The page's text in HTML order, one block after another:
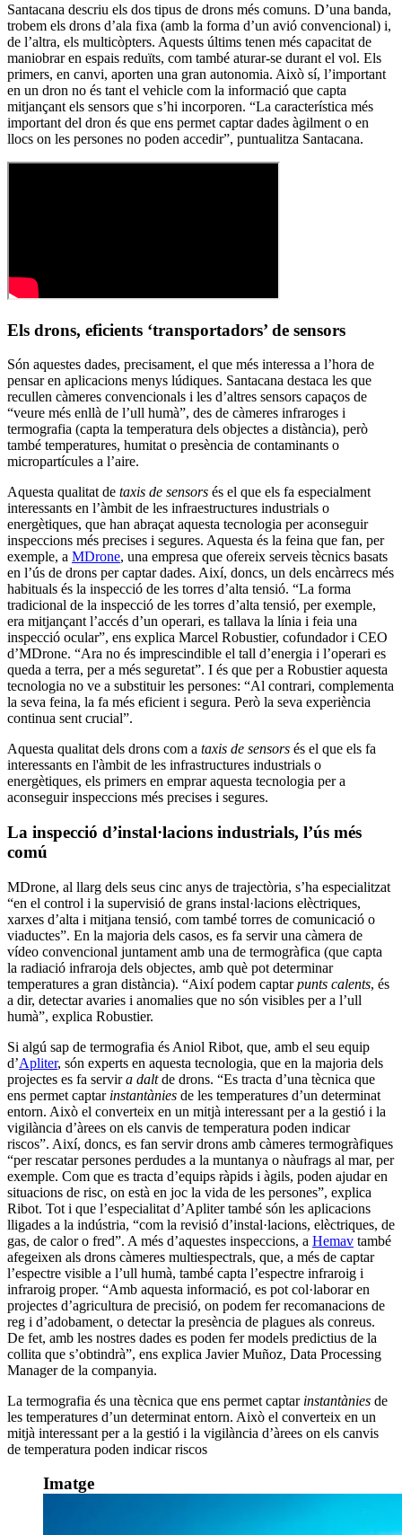
Santacana descriu els dos tipus de drons més comuns. D’una banda,
trobem els drons d’ala fixa (amb la forma d’un avió convencional) i,
de l’altra, els multicòpters. Aquests últims tenen més capacitat de
maniobrar en espais reduïts, com també aturar-se durant el vol. Els
primers, en canvi, aporten una gran autonomia. Això sí, l’important
en un dron no és tant el vehicle com la informació que capta
mitjançant els sensors que s’hi incorporen. “La característica més
important del dron és que ens permet captar dades àgilment o en
llocs on les persones no poden accedir”, puntualitza Santacana.
Els drons, eficients ‘transportadors’ de sensors
Són aquestes dades, precisament, el que més interessa a l’hora de
pensar en aplicacions menys lúdiques. Santacana destaca les que
recullen càmeres convencionals i les d’altres sensors capaços de
“veure més enllà de l’ull humà”, des de càmeres infraroges i
termografia (capta la temperatura dels objectes a distància), però
també temperatures, humitat o presència de contaminants o
micropartícules a l’aire.
Aquesta qualitat de taxis de sensors és el que els fa especialment
interessants en l’àmbit de les infraestructures industrials o
energètiques, que han abraçat aquesta tecnologia per aconseguir
inspeccions més precises i segures. Aquesta és la feina que fan, per
exemple, a MDrone, una empresa que ofereix serveis tècnics basats
en l’ús de drons per captar dades. Així, doncs, un dels encàrrecs més
habituals és la inspecció de les torres d’alta tensió. “La forma
tradicional de la inspecció de les torres d’alta tensió, per exemple,
era mitjançant l’accés d’un operari, es tallava la línia i feia una
inspecció ocular”, ens explica Marcel Robustier, cofundador i CEO
d’MDrone. “Ara no és imprescindible el tall d’energia i l’operari es
queda a terra, per a més seguretat”. I és que per a Robustier aquesta
tecnologia no ve a substituir les persones: “Al contrari, complementa
la seva feina, la fa més eficient i segura. Però la seva experiència
continua sent crucial”.
Aquesta qualitat dels drons com a taxis de sensors és el que els fa
interessants en l'àmbit de les infrastructures industrials o
energètiques, els primers en emprar aquesta tecnologia per a
aconseguir inspeccions més precises i segures.
La inspecció d’instal·lacions industrials, l’ús més
comú
MDrone, al llarg dels seus cinc anys de trajectòria, s’ha especialitzat
“en el control i la supervisió de grans instal·lacions elèctriques,
xarxes d’alta i mitjana tensió, com també torres de comunicació o
viaductes”. En la majoria dels casos, es fa servir una càmera de
vídeo convencional juntament amb una de termogràfica (que capta
la radiació infraroja dels objectes, amb què pot determinar
temperatures a gran distància). “Així podem captarpunts calents, és
a dir, detectar avaries i anomalies que no són visibles per a l’ull
humà”, explica Robustier.
Si algú sap de termografia és Aniol Ribot, que, amb el seu equip
d’Apliter, són experts en aquesta tecnologia, que en la majoria dels
projectes es fa servira daltde drons. “Es tracta d’una tècnica que
ens permet captar instantànies de les temperatures d’un determinat
entorn. Això el converteix en un mitjà interessant per a la gestió i la
vigilància d’àrees on els canvis de temperatura poden indicar
riscos”. Així, doncs, es fan servir drons amb càmeres termogràfiques
“per rescatar persones perdudes a la muntanya o nàufrags al mar, per
exemple. Com que es tracta d’equips ràpids i àgils, poden ajudar en
situacions de risc, on està en joc la vida de les persones”, explica
Ribot. Tot i que l’especialitat d’Apliter també són les aplicacions
lligades a la indústria, “com la revisió d’instal·lacions, elèctriques, de
gas, de calor o fred”. A més d’aquestes inspeccions, a Hemav també
afegeixen als drons càmeres multiespectrals, que, a més de captar
l’espectre visible a l’ull humà, també capta l’espectre infraroig i
infraroig proper. “Amb aquesta informació, es pot col·laborar en
projectes d’agricultura de precisió, on podem fer recomanacions de
reg i d’adobament, o detectar la presència de plagues als conreus.
De fet, amb les nostres dades es poden fer models predictius de la
collita que s’obtindrà”, ens explica Javier Muñoz, Data Processing
Manager de la companyia.
La termografia és una tècnica que ens permet captar instantànies de
les temperatures d’un determinat entorn. Això el converteix en un
mitjà interessant per a la gestió i la vigilància d’àrees on els canvis
de temperatura poden indicar riscos
Imatge